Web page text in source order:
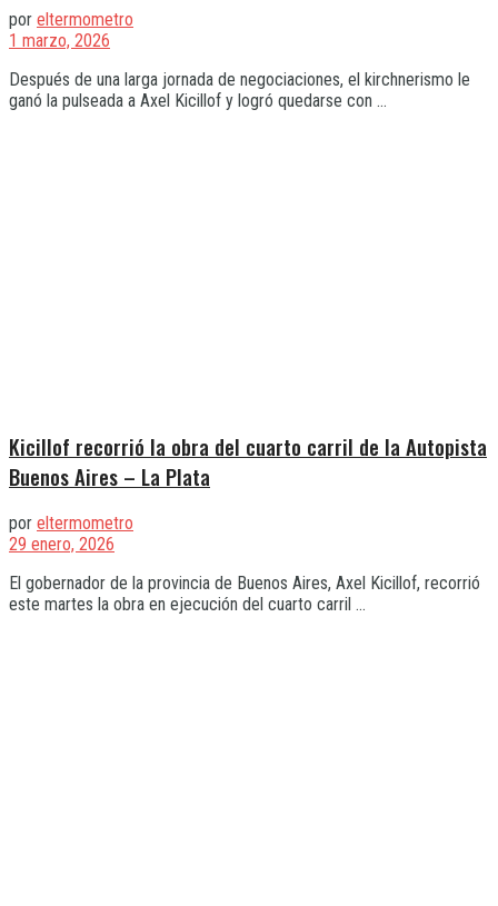
por eltermometro
1 marzo, 2026
Después de una larga jornada de negociaciones, el kirchnerismo le
ganó la pulseada a Axel Kicillof y logró quedarse con ...
Kicillof recorrió la obra del cuarto carril de la Autopista
Buenos Aires – La Plata
por eltermometro
29 enero, 2026
El gobernador de la provincia de Buenos Aires, Axel Kicillof, recorrió
este martes la obra en ejecución del cuarto carril ...